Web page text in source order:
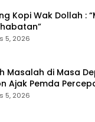
Kopi Wak Dollah :
5, 2026
Masalah di Masa
Ajak Pemda
Rumah Ibadah di NTT
5, 2026